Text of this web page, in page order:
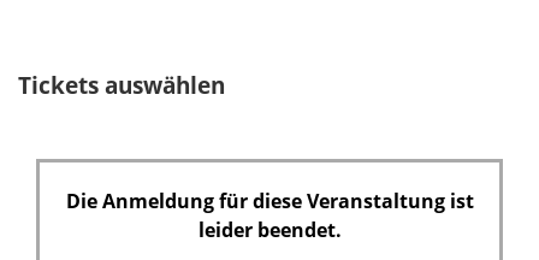
Tickets auswählen
Die Anmeldung für diese Veranstaltung ist
leider beendet.